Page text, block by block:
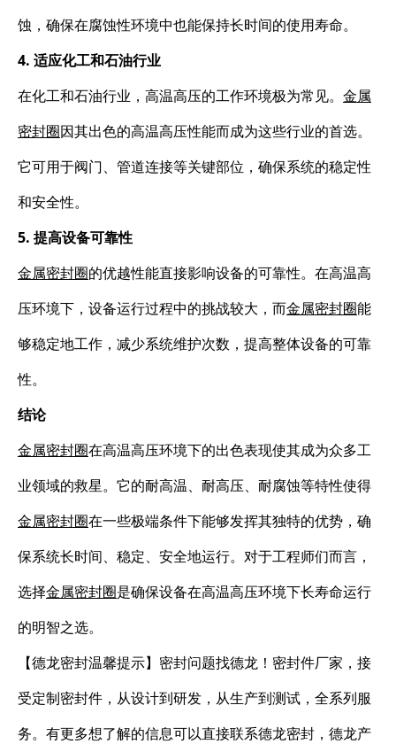
蚀，确保在腐蚀性环境中也能保持长时间的使用寿命。
4. 适应化工和石油行业
在化工和石油行业，高温高压的工作环境极为常见。 金属
密封圈因其出色的高温高压性能而成为这些行业的首选。
它可用于阀门、管道连接等关键部位，确保系统的稳定性
和安全性。
5. 提高设备可靠性
金属密封圈的优越性能直接影响设备的可靠性。在高温高
压环境下，设备运行过程中的挑战较大，而金属密封圈能
够稳定地工作，减少系统维护次数，提高整体设备的可靠
性。
结论
金属密封圈在高温高压环境下的出色表现使其成为众多工
业领域的救星。它的耐高温、耐高压、耐腐蚀等特性使得
金属密封圈在一些极端条件下能够发挥其独特的优势，确
保系统长时间、稳定、安全地运行。对于工程师们而言，
选择金属密封圈是确保设备在高温高压环境下长寿命运行
的明智之选。
【德龙密封温馨提示】密封问题找德龙！密封件厂家，接
受定制密封件，从设计到研发，从生产到测试，全系列服
务。有更多想了解的信息可以直接联系德龙密封，德龙产